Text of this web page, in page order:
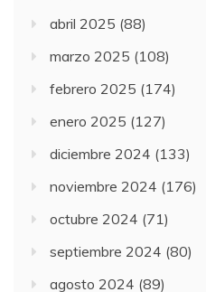
abril 2025 (88)
marzo 2025 (108)
febrero 2025 (174)
enero 2025 (127)
diciembre 2024 (133)
noviembre 2024 (176)
octubre 2024 (71)
septiembre 2024 (80)
agosto 2024 (89)